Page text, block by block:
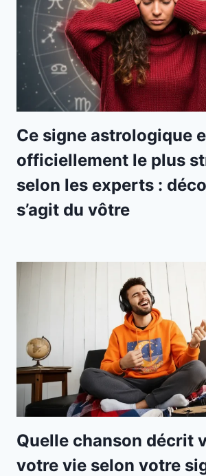
Ce signe astrologique
officiellement le plus
selon les experts :
s’agit du vôtre
Quelle chanson décrit
votre vie selon votre